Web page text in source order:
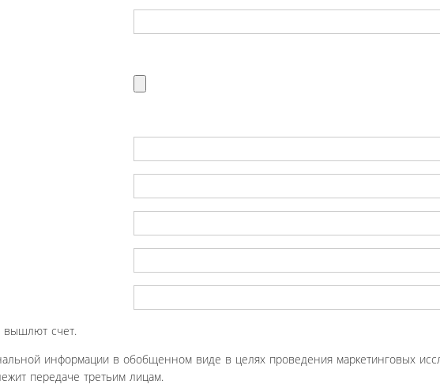
вышлют счет.
информации в обобщенном виде в целях проведения маркетинговых
передаче третьим лицам.